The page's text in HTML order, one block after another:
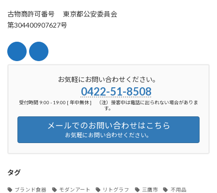
古物商許可番号 東京都公安委員会
第304400907627号
お気軽にお問い合わせください。
0422-51-8508
受付時間 9:00 - 19:00 [ 年中無休 ] （注）接客中は電話に出られない場合がありま
す。
メールでのお問い合わせはこちら
お気軽にお問い合わせください。
タグ
ブランド食器 モダンアート リトグラフ 三鷹市 不用品